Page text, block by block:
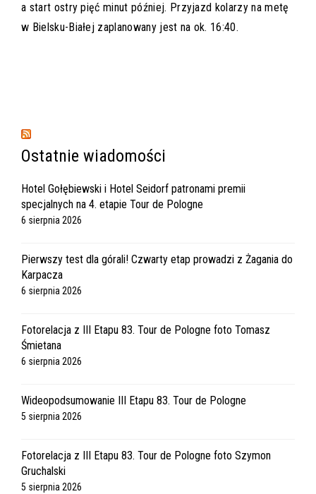
a start ostry pięć minut później. Przyjazd kolarzy na metę
w Bielsku-Białej zaplanowany jest na ok. 16:40.
Ostatnie wiadomości
Hotel Gołębiewski i Hotel Seidorf patronami premii
specjalnych na 4. etapie Tour de Pologne
6 sierpnia 2026
Pierwszy test dla górali! Czwarty etap prowadzi z Żagania do
Karpacza
6 sierpnia 2026
Fotorelacja z III Etapu 83. Tour de Pologne foto Tomasz
Śmietana
6 sierpnia 2026
Wideopodsumowanie III Etapu 83. Tour de Pologne
5 sierpnia 2026
Fotorelacja z III Etapu 83. Tour de Pologne foto Szymon
Gruchalski
5 sierpnia 2026